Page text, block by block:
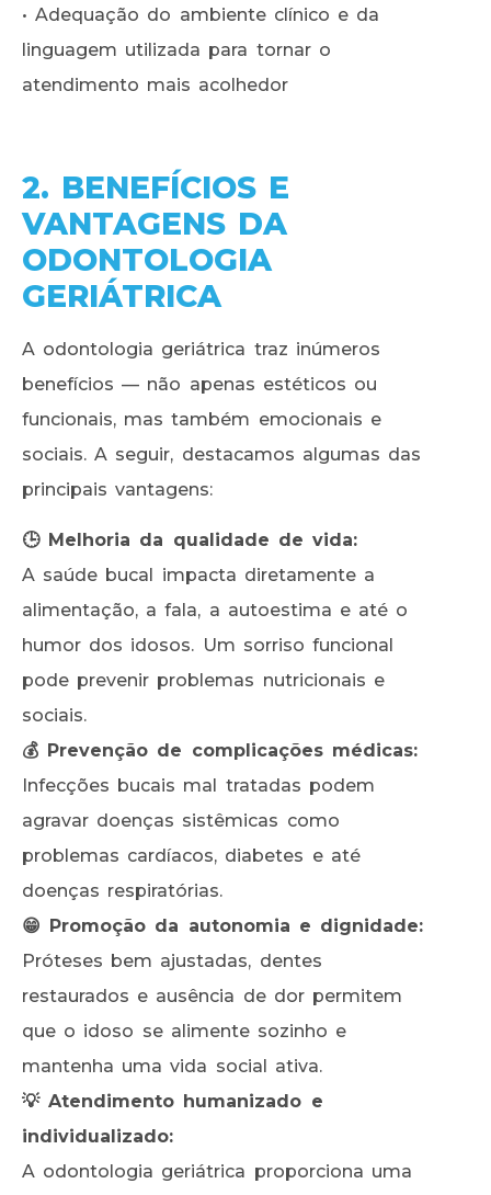
• Adequação do ambiente clínico e da
linguagem utilizada para tornar o
atendimento mais acolhedor
2. BENEFÍCIOS E
VANTAGENS DA
ODONTOLOGIA
GERIÁTRICA
A odontologia geriátrica traz inúmeros
benefícios — não apenas estéticos ou
funcionais, mas também emocionais e
sociais. A seguir, destacamos algumas das
principais vantagens:
🕒 Melhoria da qualidade de vida:
A saúde bucal impacta diretamente a
alimentação, a fala, a autoestima e até o
humor dos idosos. Um sorriso funcional
pode prevenir problemas nutricionais e
sociais.
💰 Prevenção de complicações médicas:
Infecções bucais mal tratadas podem
agravar doenças sistêmicas como
problemas cardíacos, diabetes e até
doenças respiratórias.
😁 Promoção da autonomia e dignidade:
Próteses bem ajustadas, dentes
restaurados e ausência de dor permitem
que o idoso se alimente sozinho e
mantenha uma vida social ativa.
💡 Atendimento humanizado e
individualizado:
A odontologia geriátrica proporciona uma